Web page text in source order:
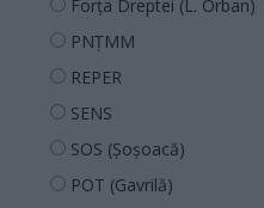
Forța Dreptei (L. Orban)
PNȚMM
REPER
SENS
SOS (Șoșoacă)
POT (Gavrilă)